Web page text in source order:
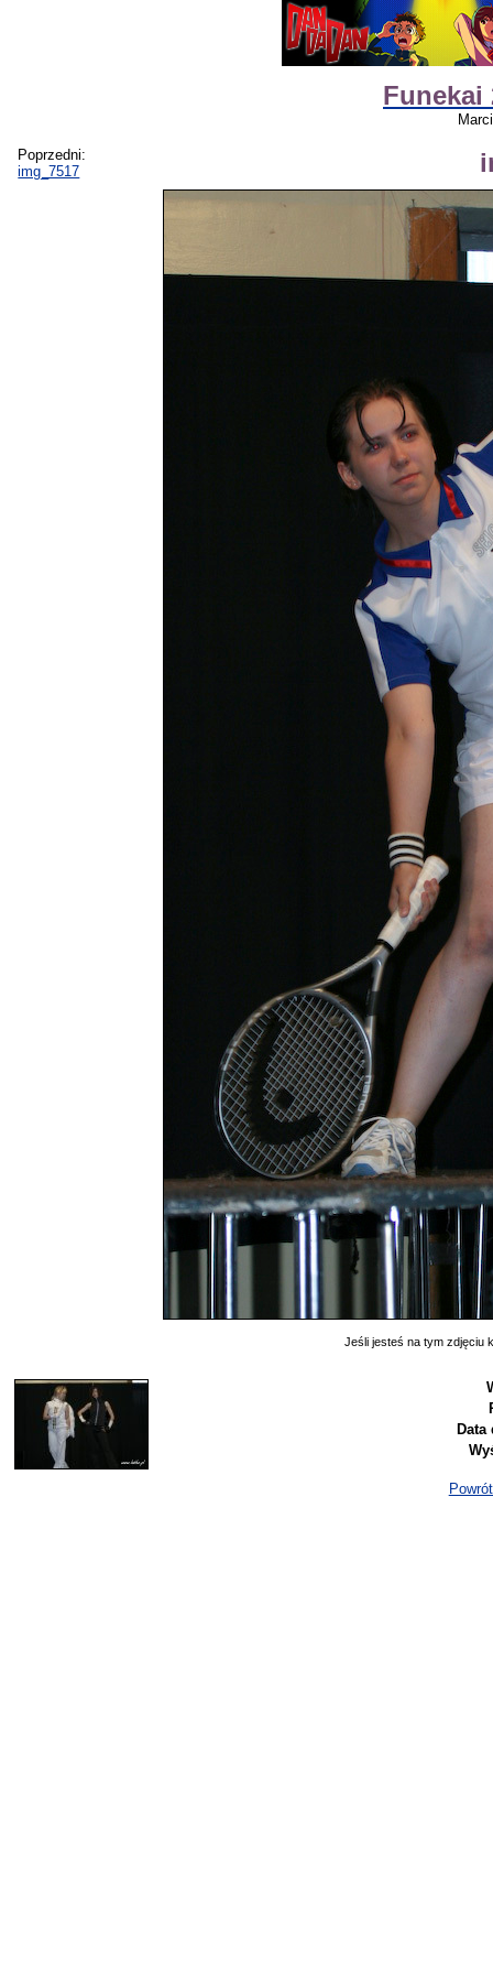
Funekai
Poprzedni:
img_7517
Jeśli jesteś na tym zdjęciu
Data